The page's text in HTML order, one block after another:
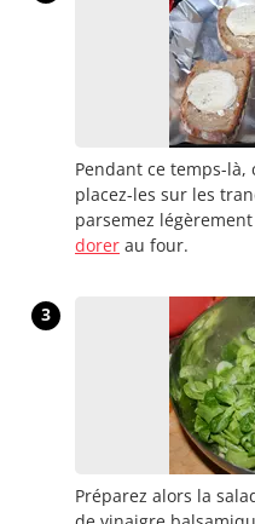
Pendant ce temps-
placez-les sur les
parsemez
dorer au four.
3
Préparez alors la